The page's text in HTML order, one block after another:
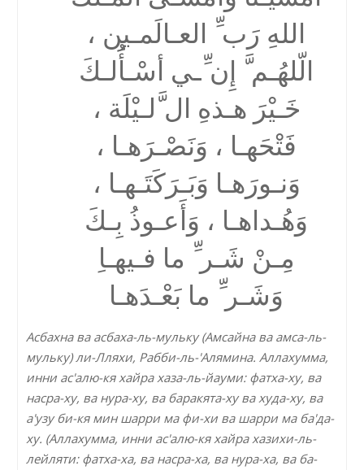
اللهِ رَب ِّ العـالَمـین ،
الّلھُـم َّ إِن ِّـي أسْـأَُلـكَ
خَـیْرَ ھـذهِ ال َّلـیْلَة ،
فَتْحَھـا ، وَنَصْـرَھـا ،
وَنـورَھـا وَبَـرَكَتَـھـا ،
وَھُـداھـا ، وَأَعـوذُ بِـكَ
مِـنْ شَـر ِّ ما فـیھـاِ
وَشَـر ِّ ما بَعْـدَھـا
Асбахна ва асбаха-ль-мульку (Амсайна ва амса-ль-
мульку) ли-Лляхи, Рабби-ль-'Алямина. Аллахумма,
инни ас'алю-кя хайра хаза-ль-йауми: фатха-ху, ва
насра-ху, ва нура-ху, ва баракята-ху ва худа-ху, ва
а'узу би-кя мин шарри ма фи-хи ва шарри ма ба'да-
ху. (Аллахумма, инни ас'алю-кя хайра хазихи-ль-
лейляти: фатха-ха, ва насра-ха, ва нура-ха, ва ба-